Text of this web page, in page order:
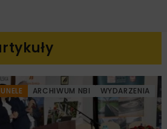
ARCHIWUM NBI WYDARZENIA